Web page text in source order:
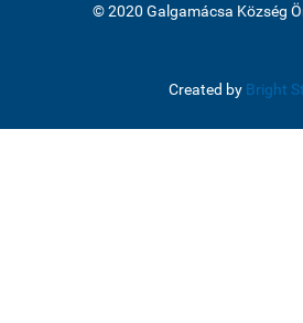
© 2020 Galgamácsa Község
Created by Bright